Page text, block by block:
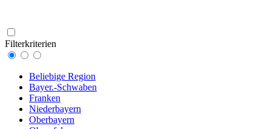
Filterkriterien
Beliebige Region
Bayer.-Schwaben
Franken
Niederbayern
Oberbayern